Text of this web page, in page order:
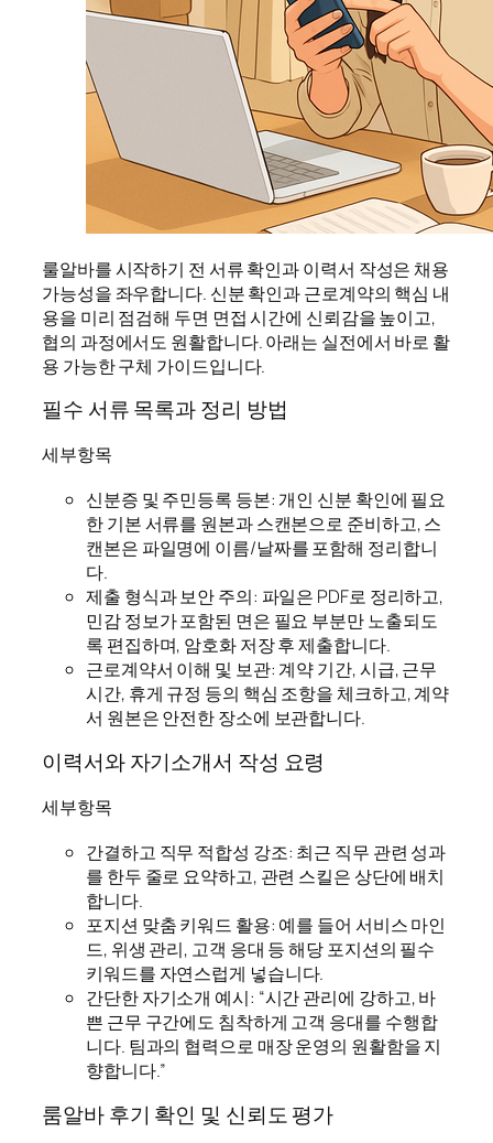
룰알바를 시작하기 전 서류 확인과 이력서 작성은 채용
가능성을 좌우합니다. 신분 확인과 근로계약의 핵심 내
용을 미리 점검해 두면 면접 시간에 신뢰감을 높이고,
협의 과정에서도 원활합니다. 아래는 실전에서 바로 활
용 가능한 구체 가이드입니다.
필수 서류 목록과 정리 방법
세부항목
신분증 및 주민등록 등본: 개인 신분 확인에 필요
한 기본 서류를 원본과 스캔본으로 준비하고, 스
캔본은 파일명에 이름/날짜를 포함해 정리합니
다.
제출 형식과 보안 주의: 파일은 PDF로 정리하고,
민감 정보가 포함된 면은 필요 부분만 노출되도
록 편집하며, 암호화 저장 후 제출합니다.
근로계약서 이해 및 보관: 계약 기간, 시급, 근무
시간, 휴게 규정 등의 핵심 조항을 체크하고, 계약
서 원본은 안전한 장소에 보관합니다.
이력서와 자기소개서 작성 요령
세부항목
간결하고 직무 적합성 강조: 최근 직무 관련 성과
를 한두 줄로 요약하고, 관련 스킬은 상단에 배치
합니다.
포지션 맞춤 키워드 활용: 예를 들어 서비스 마인
드, 위생 관리, 고객 응대 등 해당 포지션의 필수
키워드를 자연스럽게 넣습니다.
간단한 자기소개 예시: “시간 관리에 강하고, 바
쁜 근무 구간에도 침착하게 고객 응대를 수행합
니다. 팀과의 협력으로 매장 운영의 원활함을 지
향합니다.”
룸알바 후기 확인 및 신뢰도 평가